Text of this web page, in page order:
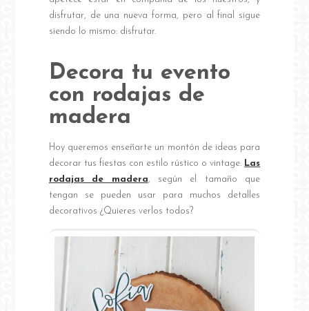
disfrutar, de una nueva forma, pero al final sigue
siendo lo mismo: disfrutar.
Decora tu evento
con rodajas de
madera
Hoy queremos enseñarte un montón de ideas para
decorar tus fiestas con estilo rústico o vintage. Las
rodajas de madera, según el tamaño que
tengan se pueden usar para muchos detalles
decorativos ¿Quieres verlos todos?